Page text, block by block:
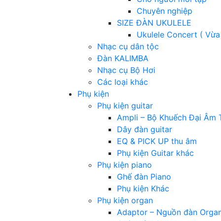
Chuyên nghiệp
SIZE ĐÀN UKULELE
Ukulele Concert ( Vừa
Nhạc cụ dân tộc
Đàn KALIMBA
Nhạc cụ Bộ Hơi
Các loại khác
Phụ kiện
Phụ kiện guitar
Ampli – Bộ Khuếch Đại Âm
Dây đàn guitar
EQ & PICK UP thu âm
Phụ kiện Guitar khác
Phụ kiện piano
Ghế đàn Piano
Phụ kiện Khác
Phụ kiện organ
Adaptor – Nguồn đàn